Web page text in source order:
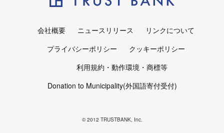
会社概要 ニュースリリース
リンクについて
プライバシーポリシー
クッキーポリシー
利用規約・動作環境・商標等
Donation to Municipality(外国語寄付受付)
© 2012 TRUSTBANK, Inc.